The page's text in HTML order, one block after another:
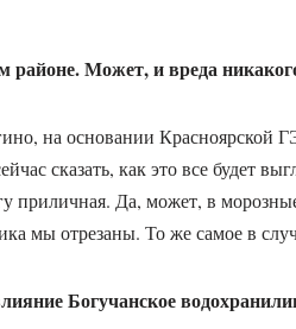
Может, и вреда
на основании Красноярской
сказать, как это все будет
приличная. Да, может, в
мы отрезаны. То же самое в
Богучанское